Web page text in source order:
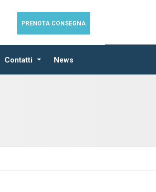
Contatti News
PRENOTA CONSEGNA